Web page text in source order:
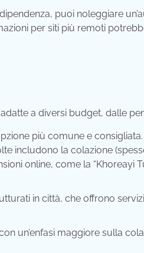
puoi noleggiare
per siti più remoti
a diversi budget, dalle
più comune e
includono la colazione
online, come la “Khoreayi
in città, che offrono
un’enfasi maggiore sulla